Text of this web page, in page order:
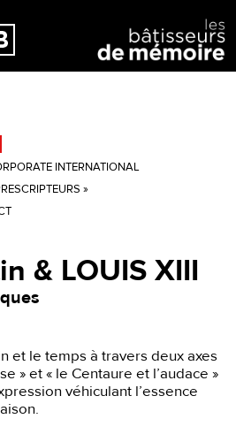
INTERNATIONAL
»
& LOUIS XIII
et le temps à travers deux axes
» et « le Centaure et l’audace »
véhiculant l’essence